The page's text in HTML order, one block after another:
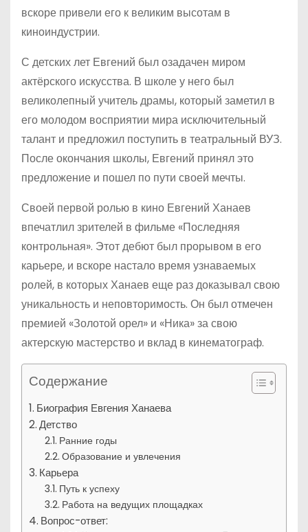
вскоре привели его к великим высотам в
киноиндустрии.
С детских лет Евгений был озадачен миром
актёрского искусства. В школе у него был
великолепный учитель драмы, который заметил в
его молодом восприятии мира исключительный
талант и предложил поступить в театральный ВУЗ.
После окончания школы, Евгений принял это
предложение и пошел по пути своей мечты.
Своей первой ролью в кино Евгений Ханаев
впечатлил зрителей в фильме «Последняя
контрольная». Этот дебют был прорывом в его
карьере, и вскоре настало время узнаваемых
ролей, в которых Ханаев еще раз доказывал свою
уникальность и неповторимость. Он был отмечен
премией «Золотой орел» и «Ника» за свою
актерскую мастерство и вклад в кинематограф.
Содержание
Биография Евгения Ханаева
Детство
Ранние годы
Образование и увлечения
Карьера
Путь к успеху
Работа на ведущих площадках
Вопрос-ответ: